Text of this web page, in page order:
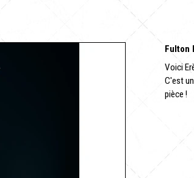
Fulton
Voici
C'est
pièce !